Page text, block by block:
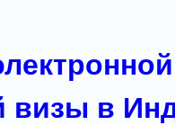
визы в